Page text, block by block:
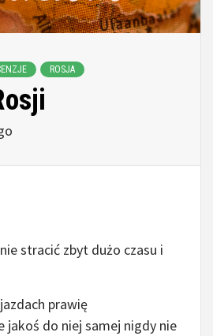
ROSJA
stracić zbyt dużo czasu i
prawię
jakoś do niej samej nigdy nie